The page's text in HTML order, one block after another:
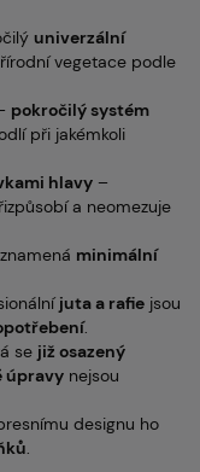
univerzální
vegetace podle
pokročilý systém
při jakémkoli
hlavy –
a neomezuje
minimální
juta a rafie jsou
.
se již osazený
úpravy nejsou
designu ho
.